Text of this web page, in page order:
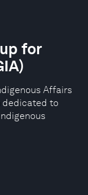
for
Affairs
dedicated to